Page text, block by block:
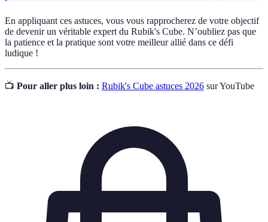
En appliquant ces astuces, vous vous rapprocherez de votre objectif
de devenir un véritable expert du Rubik's Cube. N’oubliez pas que
la patience et la pratique sont votre meilleur allié dans ce défi
ludique !
📺 Pour aller plus loin : Rubik's Cube astuces 2026 sur YouTube